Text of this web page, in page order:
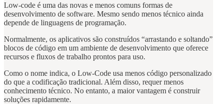
Low-code é uma das novas e menos comuns formas de
desenvolvimento de software. Mesmo sendo menos técnico ainda
depende de linguagens de programação.
Normalmente, os aplicativos são construídos “arrastando e soltando”
blocos de código em um ambiente de desenvolvimento que oferece
recursos e fluxos de trabalho prontos para uso.
Como o nome indica, o Low-Code usa menos código personalizado
do que a codificação tradicional. Além disso, requer menos
conhecimento técnico. No entanto, a maior vantagem é construir
soluções rapidamente.